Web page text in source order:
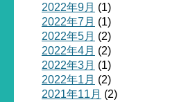
2022年9月 (1)
2022年7月 (1)
2022年5月 (2)
2022年4月 (2)
2022年3月 (1)
2022年1月 (2)
2021年11月 (2)